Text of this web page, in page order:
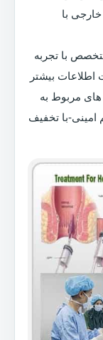
با
با تجربه
اطلاعات بیشتر
های مربوط به
امینی-با تخفیف